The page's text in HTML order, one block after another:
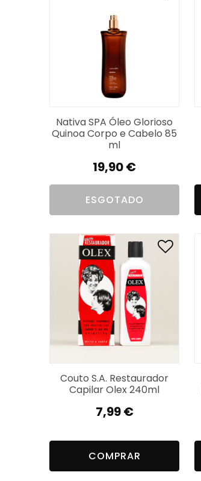
Nativa SPA Óleo Glorioso
Quinoa Corpo e Cabelo 85
ml
19,90€
ESGOTADO
Couto S.A. Restaurador
Capilar Olex 240ml
7,99€
COMPRAR